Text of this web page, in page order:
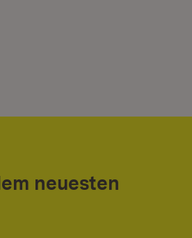
neuesten